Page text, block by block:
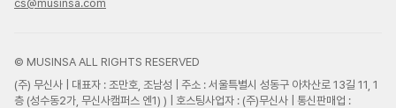
cs@musinsa.com
© MUSINSA ALL RIGHTS RESERVED
(주) 무신사 | 대표자 : 조만호, 조남성 | 주소 : 서울특별시 성동구 아차산로 13길 11, 1
층 (성수동2가, 무신사캠퍼스 엔1) ) | 호스팅사업자 : (주)무신사 | 통신판매업 :